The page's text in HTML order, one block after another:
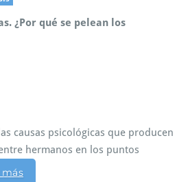
¿Por qué se pelean los
causas psicológicas que producen
hermanos en los puntos
más